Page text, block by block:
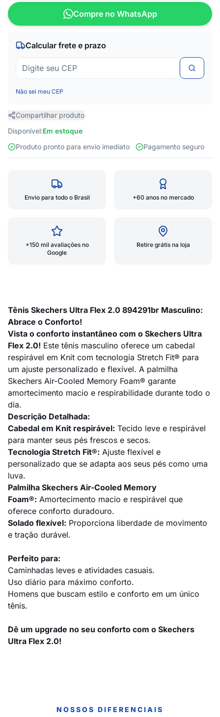
Compre no WhatsApp
Calcular frete e prazo
Não sei meu CEP
Compartilhar produto
Disponível:Em estoque
Produto pronto para envio imediato
Pagamento seguro
Envio para todo o Brasil +60 anos no mercado
+150 mil avaliações no
Google
Retire grátis na loja
Tênis Skechers Ultra Flex 2.0 894291br Masculino:
Abrace o Conforto!
Vista o conforto instantâneo com o Skechers Ultra
Flex 2.0! Este tênis masculino oferece um cabedal
respirável em Knit com tecnologia Stretch Fit® para
um ajuste personalizado e flexível. A palmilha
Skechers Air-Cooled Memory Foam® garante
amortecimento macio e respirabilidade durante todo o
dia.
Descrição Detalhada:
Cabedal em Knit respirável: Tecido leve e respirável
para manter seus pés frescos e secos.
Tecnologia Stretch Fit®: Ajuste flexível e
personalizado que se adapta aos seus pés como uma
luva.
Palmilha Skechers Air-Cooled Memory
Foam®: Amortecimento macio e respirável que
oferece conforto duradouro.
Solado flexível: Proporciona liberdade de movimento
e tração durável.
Perfeito para:
Caminhadas leves e atividades casuais.
Uso diário para máximo conforto.
Homens que buscam estilo e conforto em um único
tênis.
Dê um upgrade no seu conforto com o Skechers
Ultra Flex 2.0!
NOSSOS DIFERENCIAIS